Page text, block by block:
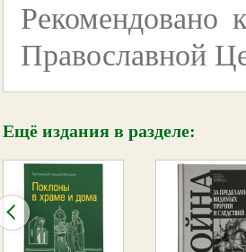
Рекомендовано
Православной
Ещё издания в разделе: